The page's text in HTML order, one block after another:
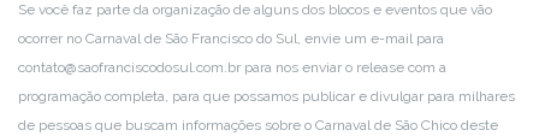
Se você faz parte da organização de alguns dos blocos e eventos que vão
ocorrer no Carnaval de São Francisco do Sul, envie um e-mail para
contato@saofranciscodosul.com.br para nos enviar o release com a
programação completa, para que possamos publicar e divulgar para milhares
de pessoas que buscam informações sobre o Carnaval de São Chico deste